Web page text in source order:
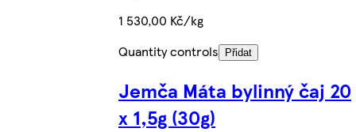
1 530,00 Kč/kg
Quantity controls
Přidat
Jemča Máta bylinný čaj 20
x 1,5g (30g)